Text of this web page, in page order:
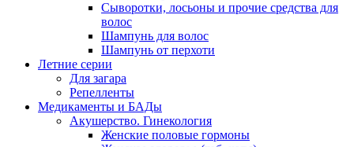
Сыворотки, лосьоны и прочие средства для
волос
Шампунь для волос
Шампунь от перхоти
Летние серии
Для загара
Репелленты
Медикаменты и БАДы
Акушерство. Гинекология
Женские половые гормоны